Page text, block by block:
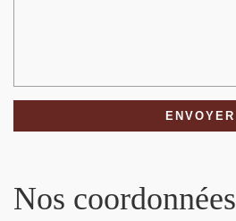
Nos coordonnées